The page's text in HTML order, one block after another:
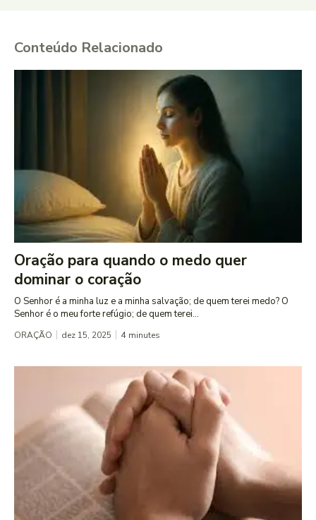
Conteúdo Relacionado
Oração para quando o medo quer
dominar o coração
O Senhor é a minha luz e a minha salvação; de quem terei medo? O
Senhor é o meu forte refúgio; de quem terei...
ORAÇÃO dez 15, 2025 4 minutes